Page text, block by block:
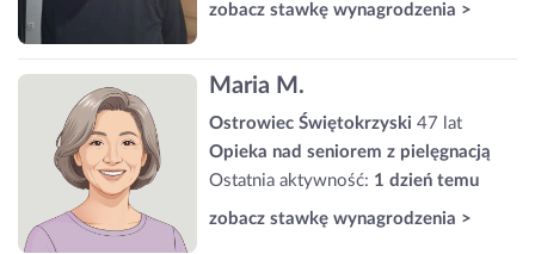
zobacz stawkę wynagrodzenia >
Maria M.
Ostrowiec Świętokrzyski 47 lat
Opieka nad seniorem z pielęgnacją
Ostatnia aktywność: 1 dzień temu
zobacz stawkę wynagrodzenia >